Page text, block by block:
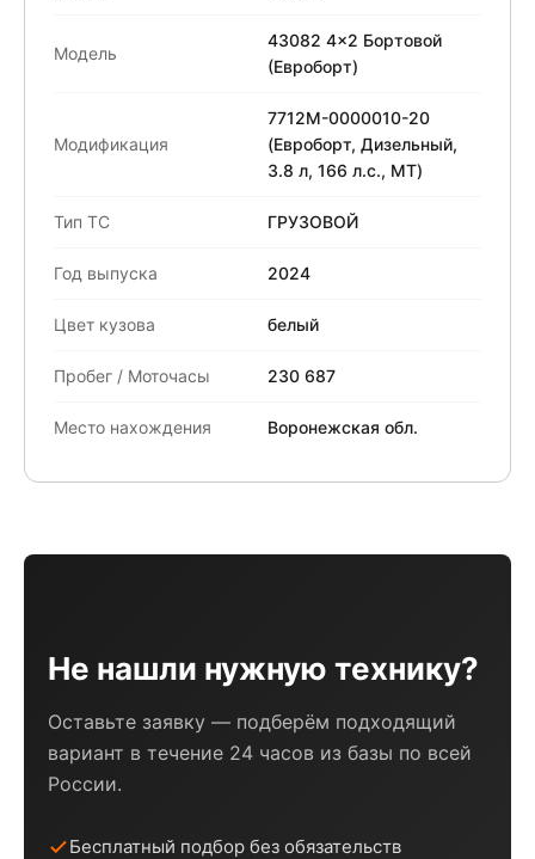
Модель
43082 4x2 Бортовой
(Евроборт)
Модификация
7712M-0000010-20
(Евроборт, Дизельный,
3.8 л, 166 л.с., МТ)
Тип ТС ГРУЗОВОЙ
Год выпуска 2024
Цвет кузова белый
Пробег / Моточасы 230 687
Место нахождения Воронежская обл.
Не нашли нужную технику?
Оставьте заявку — подберём подходящий
вариант в течение 24 часов из базы по всей
России.
Бесплатный подбор без обязательств